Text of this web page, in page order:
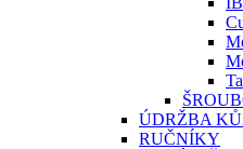
ÚDRŽBA
RUČNÍKY